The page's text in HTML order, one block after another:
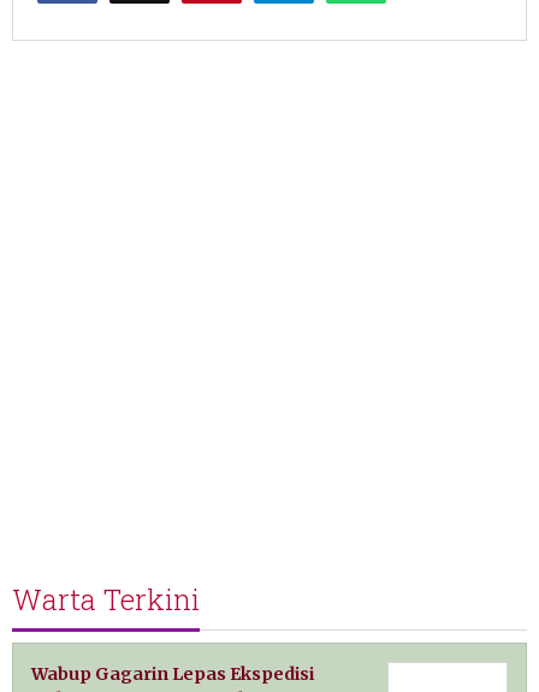
Warta Terkini
Wabup Gagarin Lepas Ekspedisi